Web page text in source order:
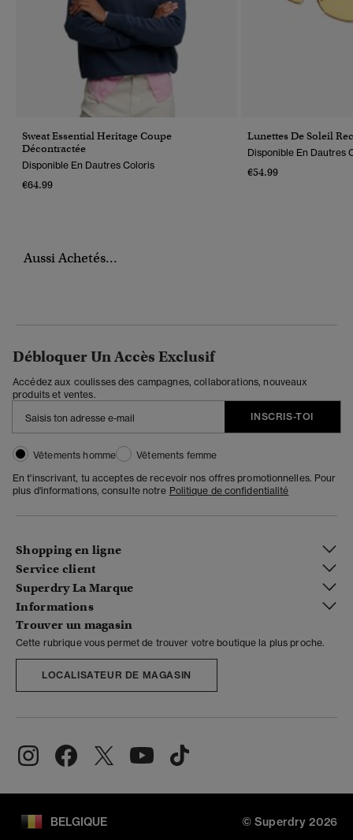
Sweat Essential Heritage Coupe
Décontractée
Disponible En Dautres Coloris
€64.99
Lunettes De Soleil
Disponible En Dautres
€54.99
Aussi Achetés...
Débloquer Un Accès Exclusif
Accédez aux coulisses des campagnes, collaborations, nouveaux
produits et ventes.
INSCRIS-TOI
Vêtements homme
Vêtements femme
En t'inscrivant, tu acceptes de recevoir nos offres promotionnelles. Pour
plus d'informations, consulte notre Politique de confidentialité
Shopping en ligne
Service client
Superdry La Marque
Informations
Trouver un magasin
Cette rubrique vous permet de trouver votre boutique la plus proche.
LOCALISATEUR DE MAGASIN
BELGIQUE © Superdry 2026